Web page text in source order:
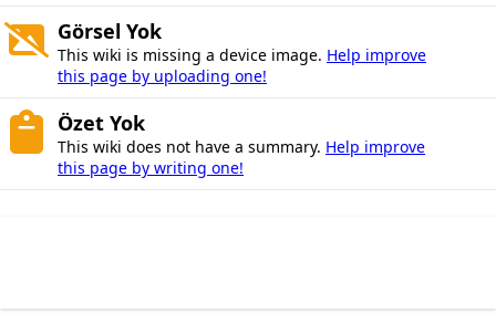
Görsel Yok
This wiki is missing a device image. Help improve
this page by uploading one!
Özet Yok
This wiki does not have a summary. Help improve
this page by writing one!